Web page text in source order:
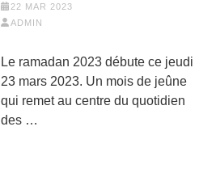
22 MAR 2023
ADMIN
Le ramadan 2023 débute ce jeudi
23 mars 2023. Un mois de jeûne
qui remet au centre du quotidien
des …